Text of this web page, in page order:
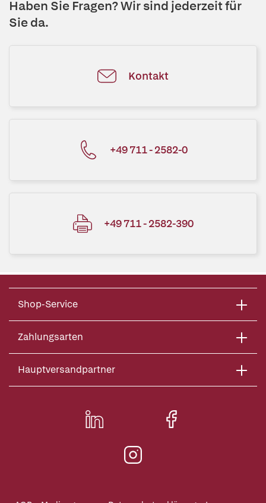
Haben Sie Fragen? Wir sind jederzeit für
Sie da.
Kontakt
+49 711 - 2582-0
+49 711 - 2582-390
Shop-Service
Zahlungsarten
Hauptversandpartner